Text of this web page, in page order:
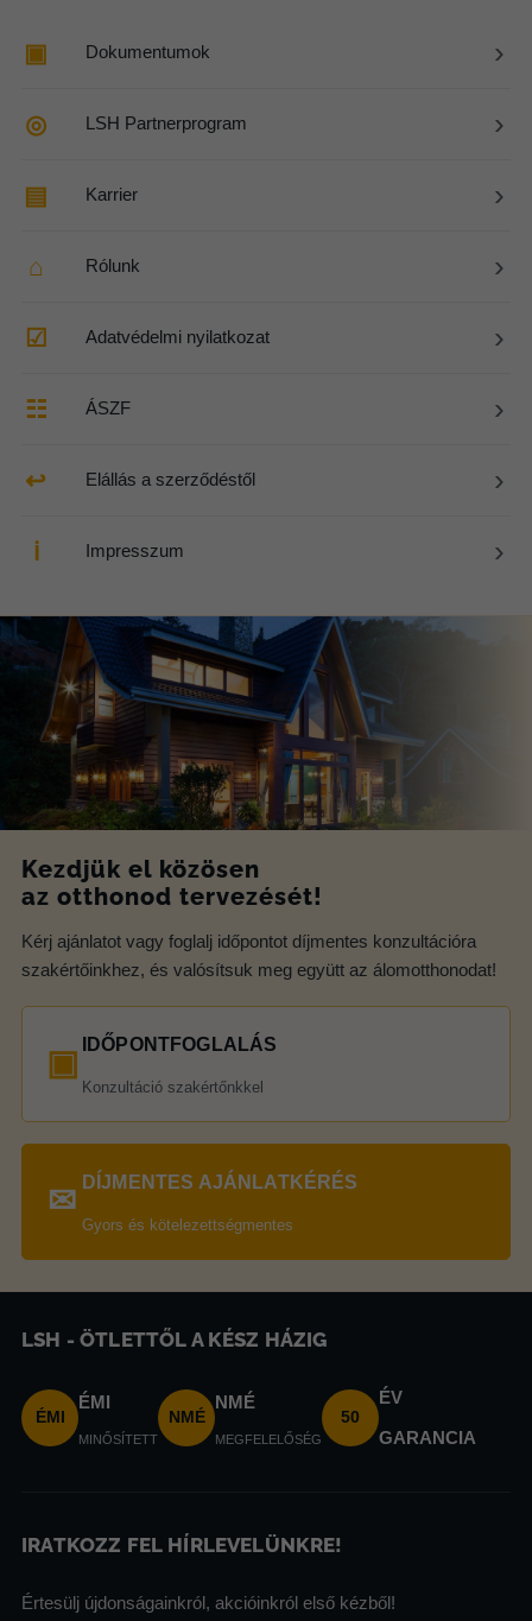
▣ Dokumentumok ›
◎ LSH Partnerprogram ›
▤ Karrier ›
⌂ Rólunk ›
☑ Adatvédelmi nyilatkozat ›
☷ ÁSZF ›
↩ Elállás a szerződéstől ›
ℹ Impresszum ›
Kezdjük el közösen
az otthonod tervezését!
Kérj ajánlatot vagy foglalj időpontot díjmentes konzultációra
szakértőinkhez, és valósítsuk meg együtt az álomotthonodat!
▣ IDŐPONTFOGLALÁS
Konzultáció szakértőnkkel
✉ DÍJMENTES AJÁNLATKÉRÉS
Gyors és kötelezettségmentes
LSH - ÖTLETTŐL A KÉSZ HÁZIG
ÉMI
ÉMI
MINŐSÍTETT
NMÉ
NMÉ
MEGFELELŐSÉG
50
ÉV
GARANCIA
IRATKOZZ FEL HÍRLEVELÜNKRE!
Értesülj újdonságainkról, akcióinkról első kézből!